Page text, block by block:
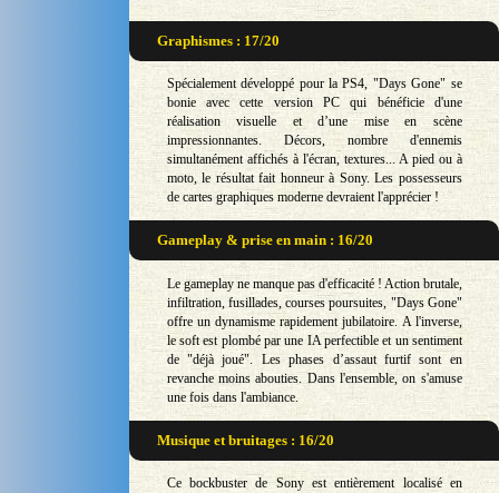
Graphismes : 17/20
Spécialement développé pour la PS4, "Days Gone" se
bonie avec cette version PC qui bénéficie d'une
réalisation visuelle et d’une mise en scène
impressionnantes. Décors, nombre d'ennemis
simultanément affichés à l'écran, textures... A pied ou à
moto, le résultat fait honneur à Sony. Les possesseurs
de cartes graphiques moderne devraient l'apprécier !
Gameplay & prise en main : 16/20
Le gameplay ne manque pas d'efficacité ! Action brutale,
infiltration, fusillades, courses poursuites, "Days Gone"
offre un dynamisme rapidement jubilatoire. A l'inverse,
le soft est plombé par une IA perfectible et un sentiment
de "déjà joué". Les phases d’assaut furtif sont en
revanche moins abouties. Dans l'ensemble, on s'amuse
une fois dans l'ambiance.
Musique et bruitages : 16/20
Ce bockbuster de Sony est entièrement localisé en